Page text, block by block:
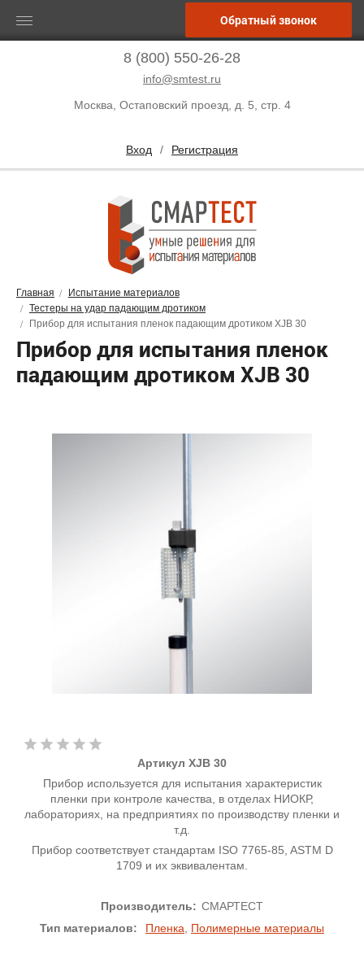
Обратный звонок
8 (800) 550-26-28
info@smtest.ru
Москва, Остаповский проезд, д. 5, стр. 4
Вход / Регистрация
Главная
Испытание материалов
Тестеры на удар падающим дротиком
Прибор для испытания пленок падающим дротиком XJB 30
Прибор для испытания пленок
падающим дротиком XJB 30
Артикул XJB 30
Прибор используется для испытания характеристик
пленки при контроле качества, в отделах НИОКР,
лабораториях, на предприятиях по производству пленки и
т.д.
Прибор соответствует стандартам ISO 7765-85, ASTM D
1709 и их эквивалентам.
Производитель: СМАРТЕСТ
Тип материалов:
Пленка Полимерные материалы